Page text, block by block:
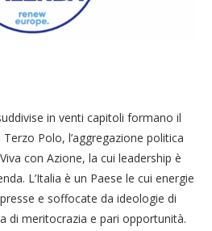
in venti capitoli formano il
Polo, l’aggregazione politica
con Azione, la cui leadership è
L’Italia è un Paese le cui energie
e soffocate da ideologie di
di meritocrazia e pari opportunità.